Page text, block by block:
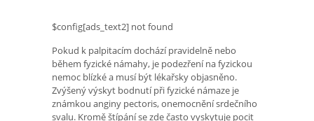
$config[ads_text2] not found
Pokud k palpitacím dochází pravidelně nebo
během fyzické námahy, je podezření na fyzickou
nemoc blízké a musí být lékařsky objasněno.
Zvýšený výskyt bodnutí při fyzické námaze je
známkou anginy pectoris, onemocnění srdečního
svalu. Kromě štípání se zde často vyskytuje pocit